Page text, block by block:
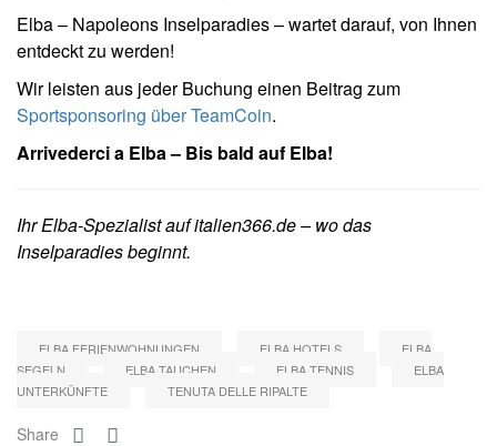
Elba – Napoleons Inselparadies – wartet darauf, von Ihnen
entdeckt zu werden!
Wir leisten aus jeder Buchung einen Beitrag zum
Sportsponsoring über TeamCoin.
Arrivederci a Elba – Bis bald auf Elba!
Ihr Elba-Spezialist auf italien366.de – wo das
Inselparadies beginnt.
ELBA FERIENWOHNUNGEN ELBA HOTELS
ELBA
SEGELN
ELBA TAUCHEN ELBA TENNIS
ELBA
UNTERKÜNFTE
TENUTA DELLE RIPALTE
Share